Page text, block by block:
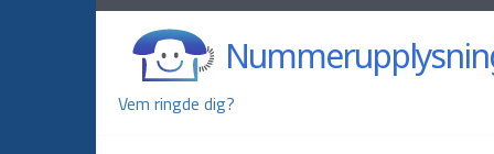
Vem ringde dig?